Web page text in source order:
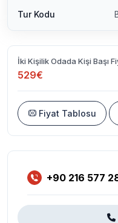
Tur Kodu
İki Kişilik Odada Kişi Başı
529€
Fiyat Tablosu
+90 216 577